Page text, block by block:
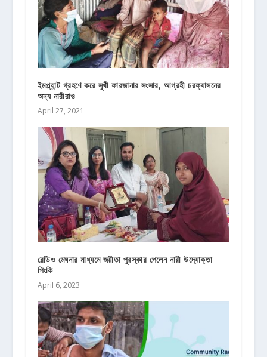
ইমপ্ল্যান্ট গ্রহণে করে সুখী ফারজানার সংসার, আগ্রহী চরফ্যাসনের
অন্য নারীরাও
April 27, 2021
রেডিও মেঘনার মাধ্যমে জয়ীতা পুরস্কার পেলেন নারী উদ্যোক্তা
পিংকি
April 6, 2023